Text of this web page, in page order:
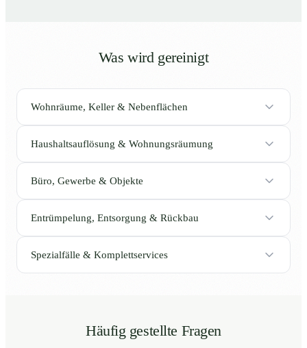
Was wird gereinigt
Wohnräume, Keller & Nebenflächen
Haushaltsauflösung & Wohnungsräumung
Büro, Gewerbe & Objekte
Entrümpelung, Entsorgung & Rückbau
Spezialfälle & Komplettservices
Häufig gestellte Fragen